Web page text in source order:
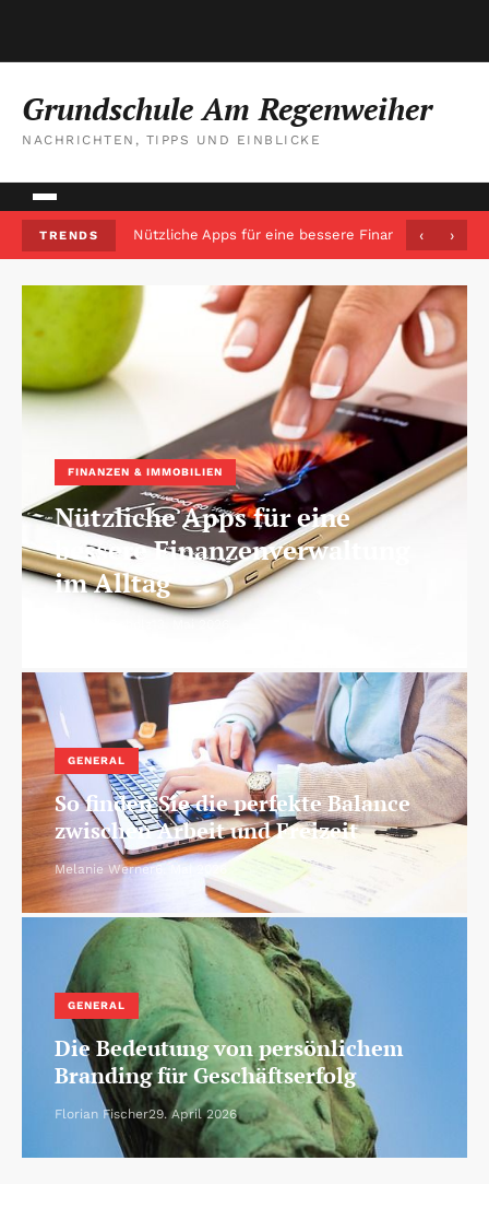
Grundschule Am Regenweiher
NACHRICHTEN, TIPPS UND EINBLICKE
TRENDS Nützliche Apps für eine bessere ‹ ›
FINANZEN & IMMOBILIEN
Nützliche Apps für eine
bessere Finanzenverwaltung
im Alltag
GENERAL
So finden Sie die perfekte Balance
zwischen Arbeit und Freizeit
Melanie Werner6. Mai 2026
GENERAL
Die Bedeutung von persönlichem
Branding für Geschäftserfolg
Florian Fischer29. April 2026